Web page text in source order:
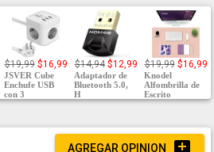
$19,99 $16,99
JSVER Cube
Enchufe USB
con 3
$14,94 $12,99
Adaptador de
Bluetooth 5.0,
H
$19,99 $16,99
Knodel
Alfombrilla de
Escrito
AGREGAR OPINION